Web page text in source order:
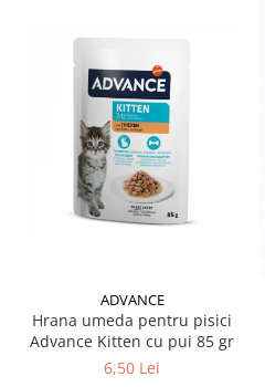
ADVANCE
Hrana umeda pentru pisici
Advance Kitten cu pui 85 gr
6,50 Lei